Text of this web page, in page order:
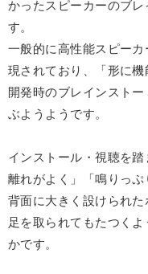
かったスピーカーのブ
す。
一般的に高性能スピー
現されており、「形に機
開発時のブレインスト
ぶようようです。
インストール・視聴を
離れがよく」「鳴りっぷ
背面に大きく設けられ
足を取られてもたつく
かです。